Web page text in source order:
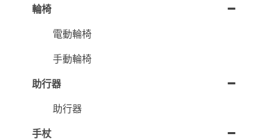
輪椅
電動輪椅
手動輪椅
助行器
助行器
手杖